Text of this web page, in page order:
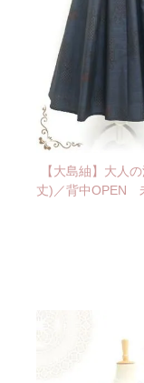
【大島紬】大人
丈)／背中OPEN